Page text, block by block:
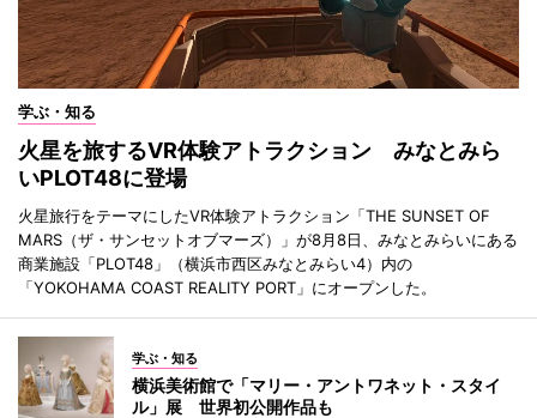
学ぶ・知る
火星を旅するVR体験アトラクション みなとみら
いPLOT48に登場
火星旅行をテーマにしたVR体験アトラクション「THE SUNSET OF
MARS（ザ・サンセットオブマーズ）」が8月8日、みなとみらいにある
商業施設「PLOT48」（横浜市西区みなとみらい4）内の
「YOKOHAMA COAST REALITY PORT」にオープンした。
学ぶ・知る
横浜美術館で「マリー・アントワネット・スタイ
ル」展 世界初公開作品も